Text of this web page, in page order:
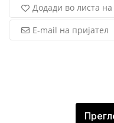
Додади во листа
E-mail на пријател